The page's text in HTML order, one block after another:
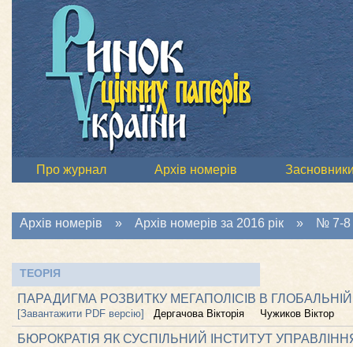
Про журнал Архів номерів
Архів номерів » Архів номерів за 2016 рік » № 7-8
ТЕОРІЯ
ПАРАДИГМА РОЗВИТКУ МЕГАПОЛІСІВ В
[Завантажити PDF версію] Дергачова Вікторія Чужиков Віктор
БЮРОКРАТІЯ ЯК СУСПІЛЬНИЙ ІНСТИТУТ